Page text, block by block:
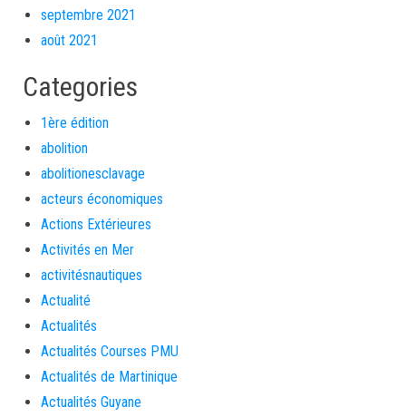
septembre 2021
août 2021
Categories
1ère édition
abolition
abolitionesclavage
acteurs économiques
Actions Extérieures
Activités en Mer
activitésnautiques
Actualité
Actualités
Actualités Courses PMU
Actualités de Martinique
Actualités Guyane